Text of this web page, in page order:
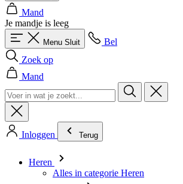
Mand
Je mandje is leeg
Menu Sluit
Bel
Zoek op
Mand
Inloggen Terug
Heren
Alles in categorie Heren